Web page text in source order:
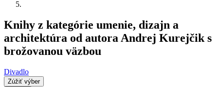
Knihy z kategórie umenie, dizajn a
architektúra od autora Andrej Kurejčik s
brožovanou väzbou
Divadlo
Zúžiť výber